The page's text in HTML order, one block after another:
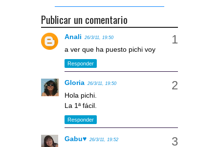
Publicar un comentario
Anali 26/3/11, 19:50
a ver que ha puesto pichi voy
Responder
Gloria 26/3/11, 19:50
Hola pichi.
La 1ª fácil.
Responder
Gabu♥ 26/3/11, 19:52